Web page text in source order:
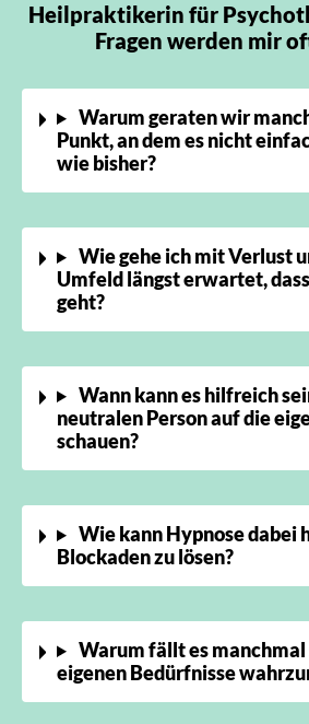
Heilpraktikerin für
Fragen werden mir
Warum geraten wir
Punkt, an dem es nicht
wie bisher?
Wie gehe ich mit Verlust
Umfeld längst erwartet,
geht?
Wann kann es hilfreich
neutralen Person auf die
schauen?
Wie kann Hypnose dabei
Blockaden zu lösen?
Warum fällt es manchmal
eigenen Bedürfnisse